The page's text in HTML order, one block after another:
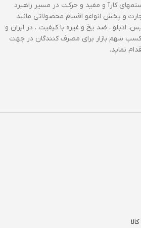
کارآ و مفید و حرکت در مسیر راهبرد
و پخش انواعو اقسام محصولاتی مانند
ادبلو ، ضد یخ و غیره با کیفیت ، در ایران و
سهم بازار برای مصرف کنندگان در جهت
نماید.